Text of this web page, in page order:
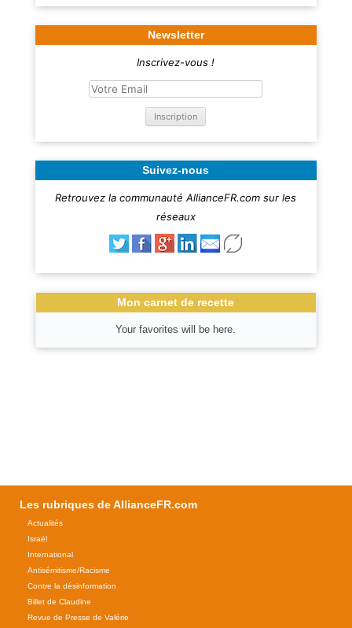
Newsletter
Inscrivez-vous !
Suivez-nous
Retrouvez la communauté AllianceFR.com sur les
réseaux
Mon carnet de recette
Your favorites will be here.
Les rubriques de AllianceFR.com
Actualités
Israël
International
Antisémitisme/Racisme
Contre la désinformation
Billet de Claudine
Revue de Presse de Valérie